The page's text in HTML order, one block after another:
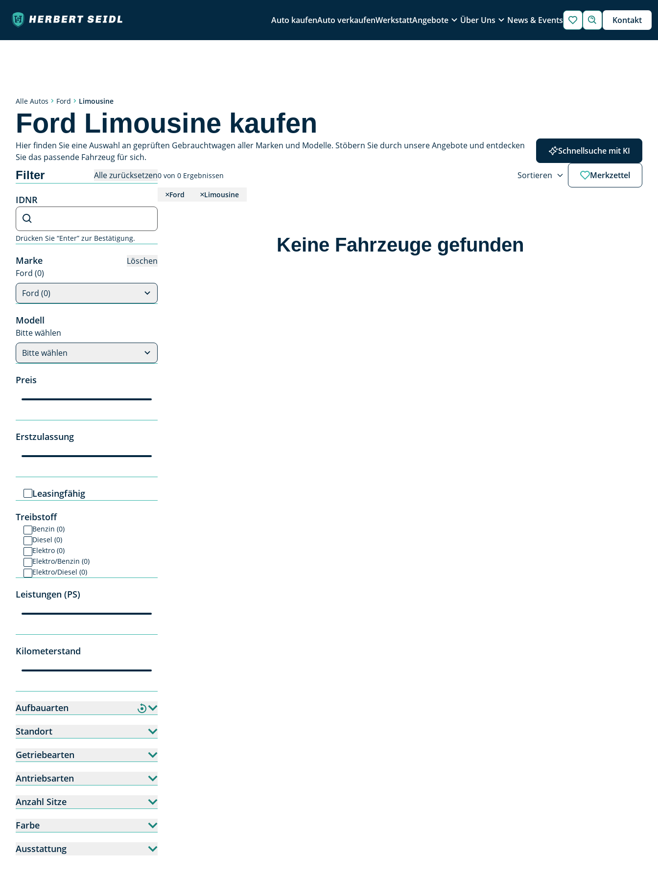
Auto kaufenAuto verkaufenWerkstattAngebote Über Uns News & Events Kontakt
Alle Autos Ford Limousine
Ford Limousine kaufen
Hier finden Sie eine Auswahl an geprüften Gebrauchtwagen aller Marken und Modelle. Stöbern Sie durch unsere Angebote und entdecken
Sie das passende Fahrzeug für sich.
Schnellsuche mit KI
Filter Alle zurücksetzen
IDNR
IDNR
Drücken Sie “Enter” zur Bestätigung.
Marke
Löschen
Ford (0)
Ford (0)
Modell
Bitte wählen
Bitte wählen
Preis
Erstzulassung
Leasingfähig
Treibstoff
Benzin (0)
Diesel (0)
Elektro (0)
Elektro/Benzin (0)
Elektro/Diesel (0)
Leistungen (PS)
Kilometerstand
Aufbauarten
Standort
Getriebearten
Antriebsarten
Anzahl Sitze
Farbe
Ausstattung
Merkzettel
0 von 0 Ergebnissen Sortieren
Ford Limousine
Keine Fahrzeuge gefunden